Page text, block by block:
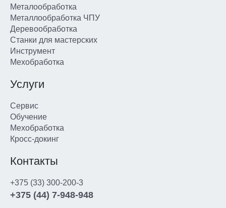
Металообработка
Металлообработка ЧПУ
Деревообработка
Станки для мастерских
Инструмент
Мехобработка
Услуги
Сервис
Обучение
Мехобработка
Кросс-докинг
Контакты
+375 (33) 300-200-3
+375 (44) 7-948-948